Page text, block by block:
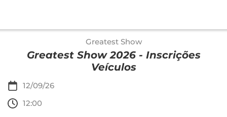
Greatest Show
Greatest Show 2026 - Inscrições
Veículos
12/09/26
12:00